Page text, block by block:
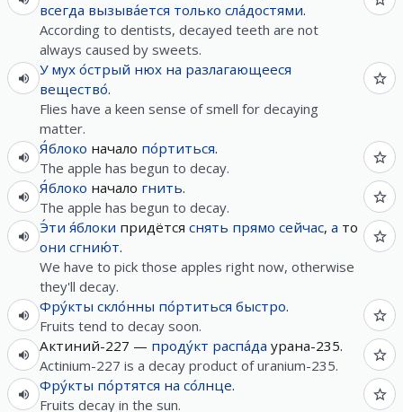
всегда вызыва́ется только сла́достями.
According to dentists, decayed teeth are not
always caused by sweets.
У мух о́стрый нюх на разлагающееся
вещество́.
Flies have a keen sense of smell for decaying
matter.
Я́блоко начало по́ртиться.
The apple has begun to decay.
Я́блоко начало гнить.
The apple has begun to decay.
Э́ти я́блоки придётся снять прямо сейчас, а то
они сгнию́т.
We have to pick those apples right now, otherwise
they'll decay.
Фру́кты скло́нны по́ртиться быстро.
Fruits tend to decay soon.
Актиний-227 — проду́кт распа́да урана-235.
Actinium-227 is a decay product of uranium-235.
Фру́кты по́ртятся на со́лнце.
Fruits decay in the sun.